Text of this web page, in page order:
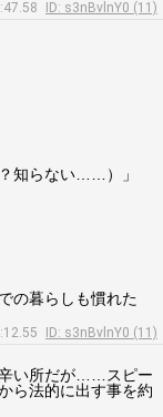
ID: s3nBvlnY0 (11)
知らない……）」
暮らしも慣れた
ID: s3nBvlnY0 (11)
い所だが……スピー
ら法的に出す事を約